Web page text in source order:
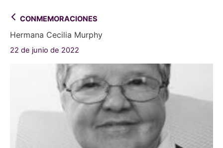
CONMEMORACIONES
Hermana Cecilia Murphy
22 de junio de 2022